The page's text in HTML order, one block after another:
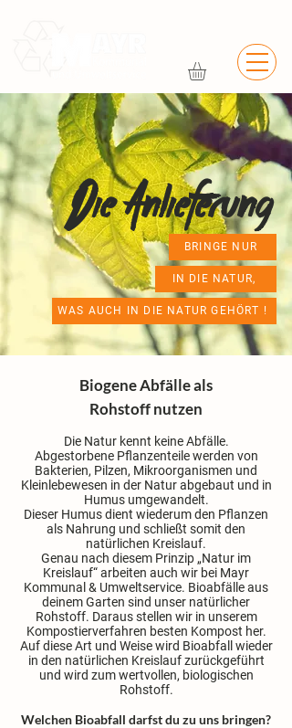
Die Anlieferung
BRINGE NUR
IN DIE NATUR,
WAS AUCH IN DIE NATUR GEHÖRT !
Biogene Abfälle als
Rohstoff nutzen
Die Natur kennt keine Abfälle.
Abgestorbene Pflanzenteile werden von
Bakterien, Pilzen, Mikroorganismen und
Kleinlebewesen in der Natur abgebaut und in
Humus umgewandelt.
Dieser Humus dient wiederum den Pflanzen
als Nahrung und schließt somit den
natürlichen Kreislauf.
Genau nach diesem Prinzip „Natur im
Kreislauf“ arbeiten auch wir bei Mayr
Kommunal & Umweltservice. Bioabfälle aus
deinem Garten sind unser natürlicher
Rohstoff. Daraus stellen wir in unserem
Kompostierverfahren besten Kompost her.
Auf diese Art und Weise wird Bioabfall wieder
in den natürlichen Kreislauf zurückgeführt
und wird zum wertvollen, biologischen
Rohstoff.
Welchen Bioabfall darfst du zu uns bringen?